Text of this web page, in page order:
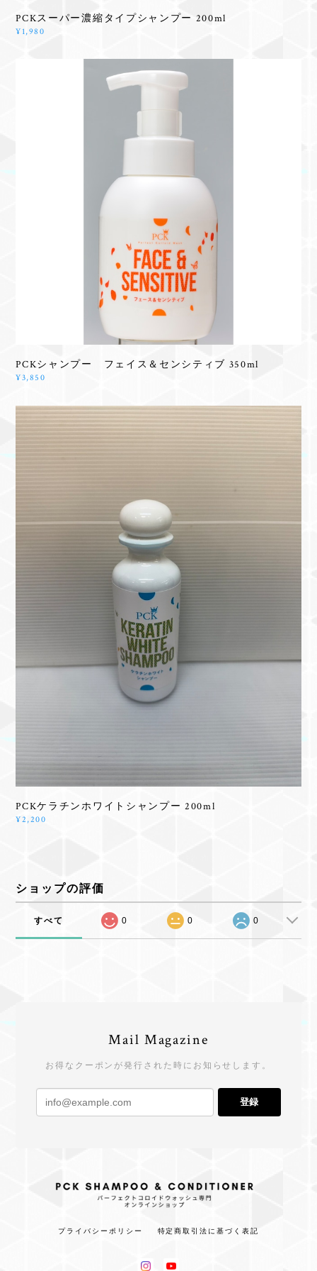
PCKスーパー濃縮タイプシャンプー 200ml
¥1,980
PCKシャンプー フェイス＆センシティブ 350ml
¥3,850
PCKケラチンホワイトシャンプー 200ml
¥2,200
ショップの評価
すべて 0 0 0
Mail Magazine
お得なクーポンが発行された時にお知らせします。
登録
プライバシーポリシー 特定商取引法に基づく表記